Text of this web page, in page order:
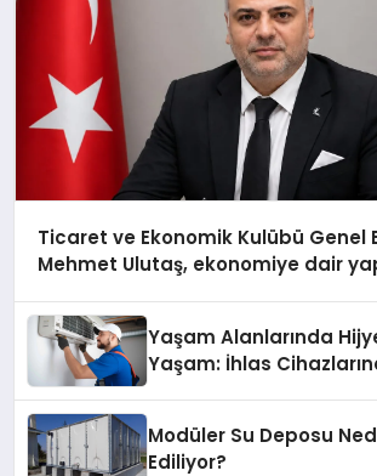
Ticaret ve Ekonomik Kulübü Genel
Mehmet Ulutaş, ekonomiye dair
Yaşam Alanlarında
Yaşam: İhlas
Modüler Su Deposu
Ediliyor?